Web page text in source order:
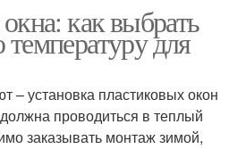
как выбрать
для
– установка пластиковых окон
проводиться в теплый
заказывать монтаж зимой,